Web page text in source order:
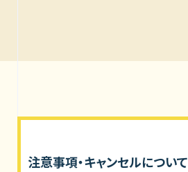
注意事項・キャンセルについて